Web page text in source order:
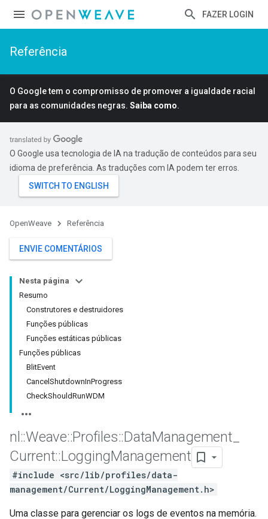
FAZER LOGIN
Referência
O Google tem o compromisso de promover a igualdade racial
para as comunidades negras. Saiba como.
O Google usa tecnologia de IA na tradução de conteúdos para seu
idioma de preferência. As traduções com IA podem ter erros.
OpenWeave Referência
ENVIE COMENTÁRIOS
Nesta página
Resumo
Construtores e destruidores
Funções públicas
Funções estáticas públicas
Funções públicas
BlitEvent
CancelShutdownInProgress
CheckShouldRunWDM
nl ::Weave::Profiles::DataManagement
Current::LoggingManagement
#include <src/lib/profiles/data-
management/Current/LoggingManagement.h>
Uma classe para gerenciar os logs de eventos na memória.